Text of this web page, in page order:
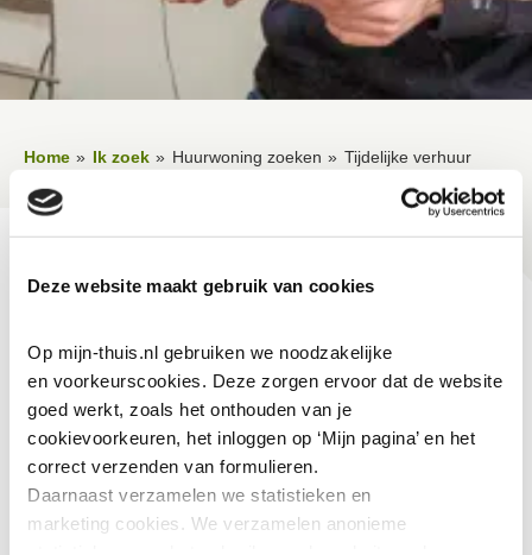
Deze website maakt gebruik van cookies
Op mijn-thuis.nl gebruiken we noodzakelijke
en voorkeurscookies. Deze zorgen ervoor dat de website
goed werkt, zoals het onthouden van je
cookievoorkeuren, het inloggen op ‘Mijn pagina’ en het
correct verzenden van formulieren.
Daarnaast verzamelen we statistieken en
marketing cookies. We verzamelen anonieme
Home Ik zoek Huurwoning zoeken Tijdelijke verhuur
Vertalen
Tijdelijke verhuur
Dit zijn woningen die voor een bepaalde tijd verhuurd
worden. Je krijgt na die periode geen vervangende
woonruimte aangeboden. Deze woningen worden
verhuurd met behoud van inschrijftijd.